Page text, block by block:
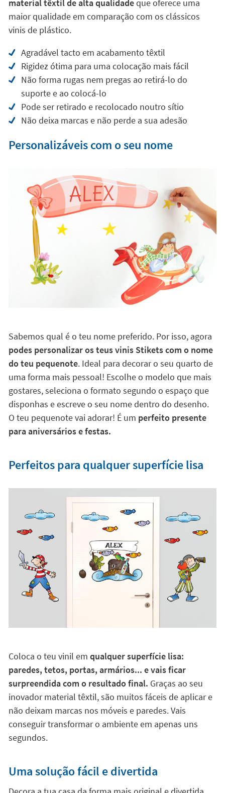
Os vinis infantis Stiketsestão fabricados com um
material têxtil de alta qualidadeque oferece uma
maior qualidade em comparação com os clássicos
vinis de plástico.
Agradável tacto em acabamento têxtil
Rigidez ótima para uma colocação mais fácil
Pode ser retirado e recolocado noutro sítio
Não deixa marcas e não perde a sua adesão
Personalizáveis com o seu nome
Sabemos qual é o teu nome preferido. Por isso, agora
podes personalizar os teus vinis Stikets com o nome
do teu pequenote
gostares, seleciona o formato segundo o espaço que
O teu pequenote vai adorar! É umperfeito presente
para aniversários e festas.
Perfeitos para qualquer superfície lisa
Coloca o teu vinil em
qualquer superfície lisa:
paredes, tetos, portas, armários... e vais ficar
inovador material têxtil, são muitos fáceis de aplicar e
não deixam marcas nos móveis e paredes. Vais